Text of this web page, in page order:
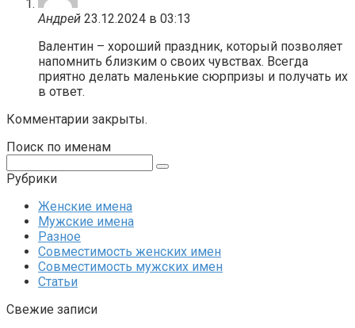
Андрей 23.12.2024 в 03:13
Валентин – хороший праздник, который позволяет
напомнить близким о своих чувствах. Всегда
приятно делать маленькие сюрпризы и получать их
в ответ.
Комментарии закрыты.
Поиск по именам
Рубрики
Женские имена
Мужские имена
Разное
Совместимость женских имен
Совместимость мужских имен
Статьи
Свежие записи